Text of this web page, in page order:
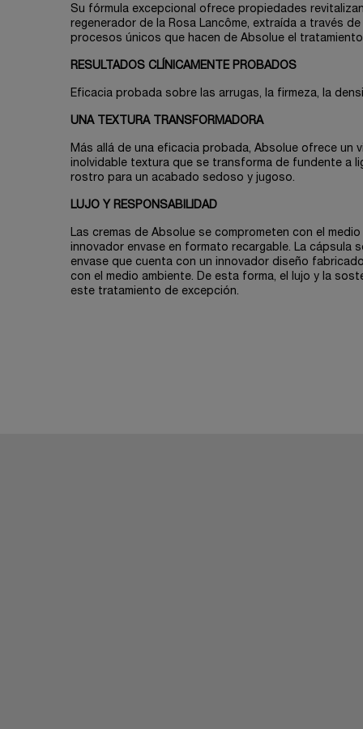
Su fórmula excepcional ofrece propiedades
regenerador de la Rosa Lancôme, extraída a través
procesos únicos que hacen de Absolue el
RESULTADOS CLÍNICAMENTE PROBADOS
Eficacia probada sobre las arrugas, la firmeza, la
UNA TEXTURA TRANSFORMADORA
Más allá de una eficacia probada, Absolue ofrece un
inolvidable textura que se transforma de fundente a
rostro para un acabado sedoso y jugoso.
LUJO Y RESPONSABILIDAD
Las cremas de Absolue se comprometen con el
innovador envase en formato recargable. La cápsula
envase que cuenta con un innovador diseño
con el medio ambiente. De esta forma, el lujo y la
este tratamiento de excepción.